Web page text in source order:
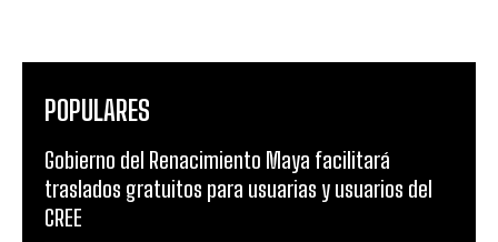
POPULARES
Gobierno del Renacimiento Maya facilitará
traslados gratuitos para usuarias y usuarios del
CREE